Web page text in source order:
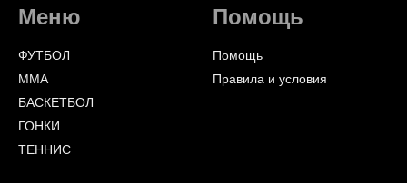
Меню
ФУТБОЛ
ММА
БАСКЕТБОЛ
ГОНКИ
ТЕННИС
Помощь
Помощь
Правила и условия